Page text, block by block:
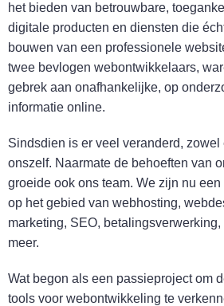
het bieden van betrouwbare,
digitale producten en diensten die
bouwen van een professionele
twee bevlogen webontwikkelaars,
gebrek aan onafhankelijke, op
informatie online.
Sindsdien is er veel veranderd, zowel
onszelf. Naarmate de behoeften van
groeide ook ons team. We zijn nu
op het gebied van webhosting,
marketing, SEO,
meer.
Wat begon als een passieproject om
tools voor webontwikkeling te